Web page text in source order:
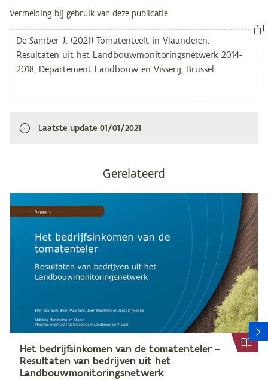
Vermelding bij gebruik van deze publicatie
Laatste update 01/01/2021
Gerelateerd
Het be­drijfs­in­ko­men van de to­ma­ten­te­ler –
Re­sul­ta­ten van be­drij­ven uit het
Landbouwmonitoringsnetwerk